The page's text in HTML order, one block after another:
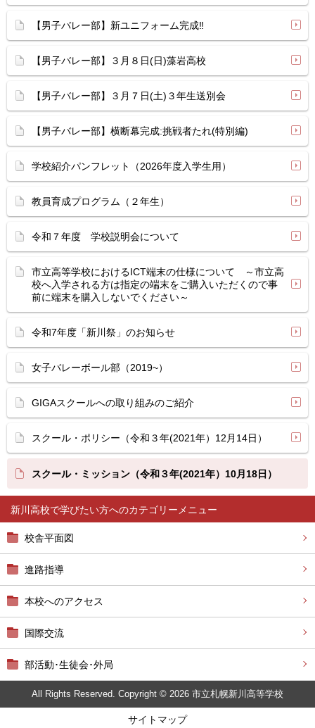
新川高校で学びたい方へ
校舎平面図
進路指導
本校へのアクセス
国際交流
部活動･生徒会･外局
【男子バレー部】新ユニフォーム完成‼
【男子バレー部】３月８日(日)藻岩高校
【男子バレー部】３月７日(土)３年生送別会
【男子バレー部】横断幕完成:挑戦者たれ(特別編)
学校紹介パンフレット（2026年度入学生用）
教員育成プログラム（２年生）
令和７年度 学校説明会について
市立高等学校におけるICT端末の仕様について ～市立高
校へ入学される方は指定の端末をご購入いただくので事
前に端末を購入しないでください～
令和7年度「新川祭」のお知らせ
女子バレーボール部（2019~）
GIGAスクールへの取り組みのご紹介
スクール・ポリシー（令和３年(2021年）12月14日）
スクール・ミッション（令和３年(2021年）10月18日）
All Rights Reserved. Copyright © 2026 市立札幌新川高等学校
サイトマップ